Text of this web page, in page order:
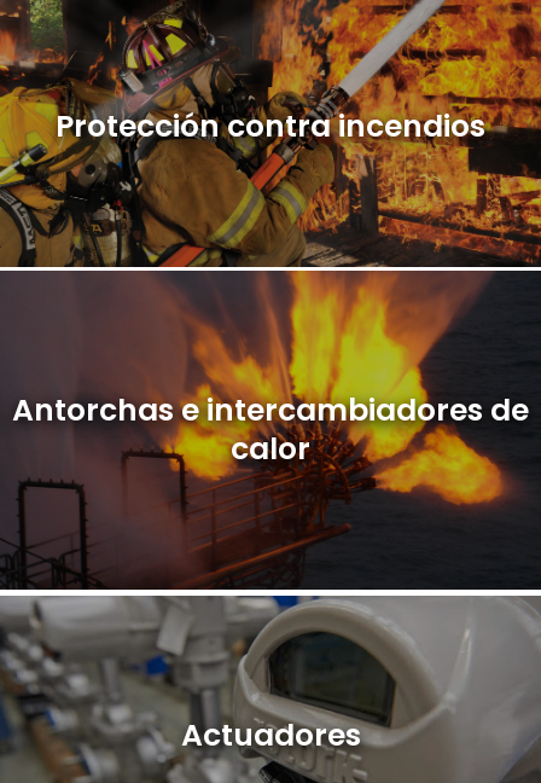
Protección contra incendios
Antorchas e intercambiadores de
calor
Actuadores